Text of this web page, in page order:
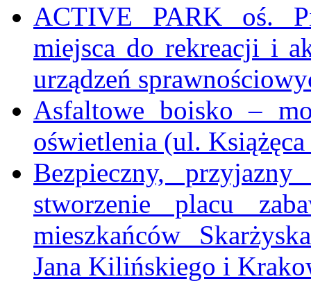
ACTIVE PARK oś.
miejsca do rekreacji i
urządzeń
Asfaltowe boisko –
oświetlenia (ul.
Bezpieczny,
stworzenie placu
mieszkańców
Jana Kilińskiego i